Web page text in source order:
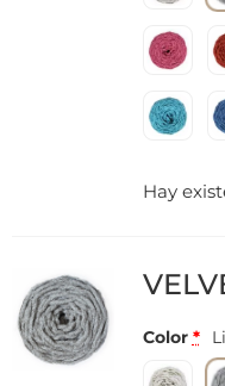
Hay
Color *